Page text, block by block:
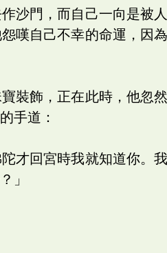
沙門，而自己一向是被
嘆自己不幸的命運，因
裝飾，正在此時，他忽
手道：
才回宮時我就知道你。
」